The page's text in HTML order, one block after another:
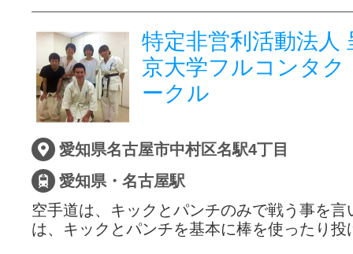
特定非営利活動法人
京大学フルコンタク
ークル
愛知県名古屋市中村区名駅4丁目
愛知県・名古屋駅
空手道は、キックとパンチのみで戦う事を言
は、キックとパンチを基本に棒を使ったり